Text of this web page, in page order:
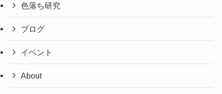
色落ち研究
ブログ
イベント
About